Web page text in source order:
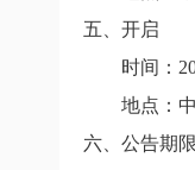
五、开启
时间：
地点：中
六、公告期限